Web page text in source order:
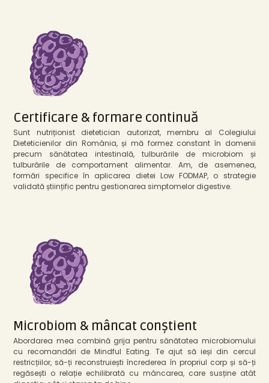
Certificare & formare continuă
Sunt nutriționist dietetician autorizat, membru al Colegiului
Dieteticienilor din România, și mă formez constant în domenii
precum sănătatea intestinală, tulburările de microbiom și
tulburările de comportament alimentar. Am, de asemenea,
formări specifice în aplicarea dietei Low FODMAP, o strategie
validată științific pentru gestionarea simptomelor digestive.
Microbiom & mâncat conștient
Abordarea mea combină grija pentru sănătatea microbiomului
cu recomandări de Mindful Eating. Te ajut să ieși din cercul
restricțiilor, să-ți reconstruiești încrederea în propriul corp și să-ți
regăsești o relație echilibrată cu mâncarea, care susține atât